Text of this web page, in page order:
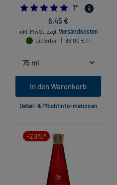
5.0
1*
6,45 €
inkl. MwSt. zzgl. Versandkosten
Lieferbar
86,00 € / l
In den Warenkorb
Detail- & Pflichtinformationen
-20%*